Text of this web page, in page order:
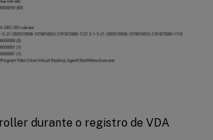
durante o registro de VDA